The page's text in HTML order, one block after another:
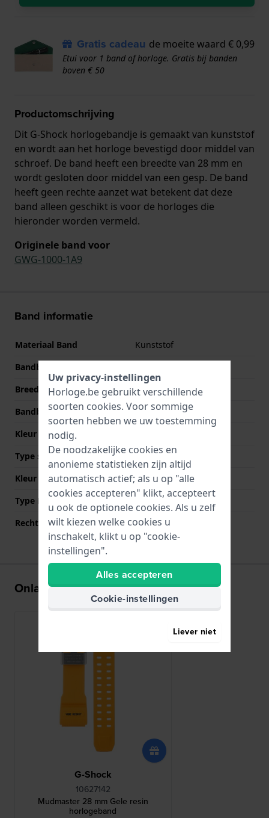
Gratis cadeau de moeite waard € 0,99
Etui voor 1 band of horloge. Gratis bij banden
boven € 50
Productomschrijving
Dit G-Shock horlogebandje is gemaakt van kunststof
en wordt aan het horloge bevestigd door middel van
schroef. De band heeft een breedte van 28 mm en
wordt gesloten door middel van een gesp. De band
heeft geen rechte aanzet wat betekent dat deze
band alleen geschikt is voor de horloges die
hieronder worden vermeld.
Originele band voor
GWG-1000-1A9
Band informatie
Materiaal Band
Kunststof
Bandbreedte
Breedte bandaanzet
24 mm
Bandbreedte bij sluiting
22 mm
Kleur Band
Type sluiting
Gesp
Kleur sluiting
Zilver
Type Bevestiging
Schroef
Rechte aanzet
Nee
Onlangs bekeken
G-Shock
10627142
Mudmaster 28 mm Gele resin
horlogeband
Uw privacy-instellingen
Horloge.be gebruikt verschillende
soorten cookies. Voor sommige
soorten hebben we uw toestemming
nodig.
De noodzakelijke cookies en
anonieme statistieken zijn altijd
automatisch actief; als u op "alle
cookies accepteren" klikt, accepteert
u ook de optionele cookies. Als u zelf
wilt kiezen welke cookies u
inschakelt, klikt u op "cookie-
instellingen".
Alles accepteren
Cookie-instellingen
Liever niet